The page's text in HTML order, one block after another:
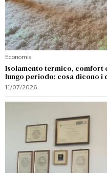
Economia
Isolamento termico, comfort
lungo periodo: cosa dicono i
11/07/2026